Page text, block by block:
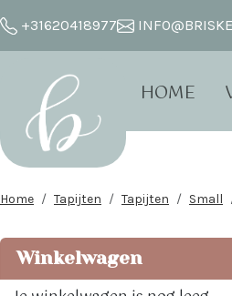
+31620418977
HOME
Home Tapijten Tapijten Small
Winkelwagen